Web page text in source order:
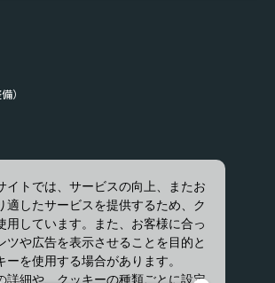
）
イトでは、サービスの向上、またお
適したサービスを提供するため、ク
用しています。また、お客様に合っ
ツや広告を表示させることを目的と
ーを使用する場合があります。
詳細や、クッキーの種類ごとに設定